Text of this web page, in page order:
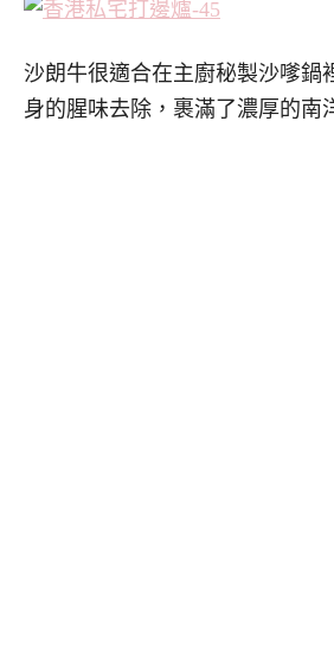
沙朗牛很適合在主廚秘製沙嗲鍋
身的腥味去除，裹滿了濃厚的南